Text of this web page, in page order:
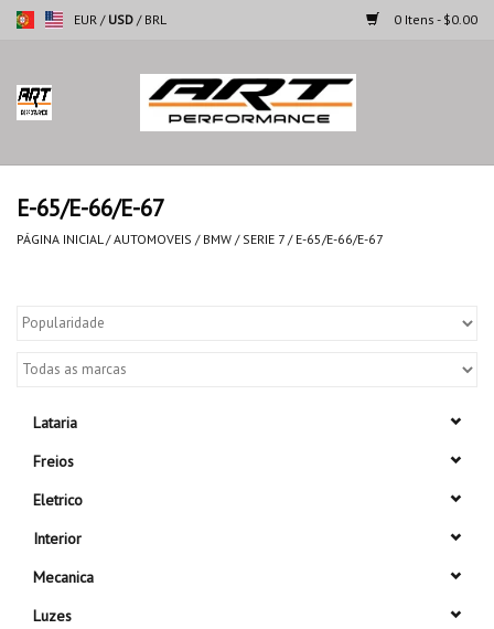
EUR / USD / BRL 0 Itens - $0.00
Página inicial
Motocicletas
Automoveis
E-65/E-66/E-67
PÁGINA INICIAL /AUTOMOVEIS / BMW / SERIE 7 / E-65/E-66/E-67
Lataria
Freios
Eletrico
Interior
Mecanica
Luzes